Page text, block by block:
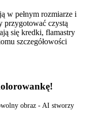
w pełnym rozmiarze i
przygotować czystą
się kredki, flamastry
szczegółowości
obraz - AI stworzy